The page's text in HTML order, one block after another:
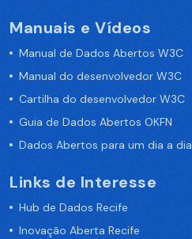
Manuais e Vídeos
Manual de Dados Abertos W3C
Manual do desenvolvedor W3C
Cartilha do desenvolvedor W3C
Guia de Dados Abertos OKFN
Dados Abertos para um dia a
Links de Interesse
Hub de Dados Recife
Inovação Aberta Recife